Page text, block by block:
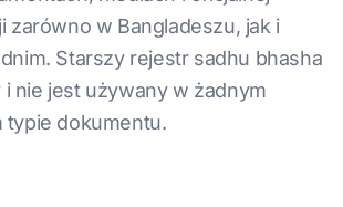
zarówno w Bangladeszu, jak i
Starszy rejestr sadhu bhasha
i nie jest używany w żadnym
typie dokumentu.